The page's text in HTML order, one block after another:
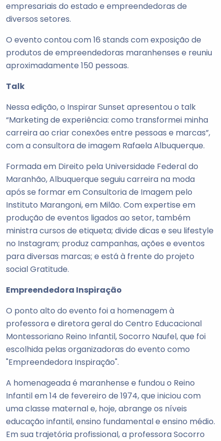
empresariais do estado e empreendedoras de
diversos setores.
O evento contou com 16 stands com exposição de
produtos de empreendedoras maranhenses e reuniu
aproximadamente 150 pessoas.
Talk
Nessa edição, o Inspirar Sunset apresentou o talk
“Marketing de experiência: como transformei minha
carreira ao criar conexões entre pessoas e marcas”,
com a consultora de imagem Rafaela Albuquerque.
Formada em Direito pela Universidade Federal do
Maranhão, Albuquerque seguiu carreira na moda
após se formar em Consultoria de Imagem pelo
Instituto Marangoni, em Milão. Com expertise em
produção de eventos ligados ao setor, também
ministra cursos de etiqueta; divide dicas e seu lifestyle
no Instagram; produz campanhas, ações e eventos
para diversas marcas; e está à frente do projeto
social Gratitude.
Empreendedora Inspiração
O ponto alto do evento foi a homenagem à
professora e diretora geral do Centro Educacional
Montessoriano Reino Infantil, Socorro Naufel, que foi
escolhida pelas organizadoras do evento como
"Empreendedora Inspiração".
A homenageada é maranhense e fundou o Reino
Infantil em 14 de fevereiro de 1974, que iniciou com
uma classe maternal e, hoje, abrange os níveis
educação infantil, ensino fundamental e ensino médio.
Em sua trajetória profissional, a professora Socorro